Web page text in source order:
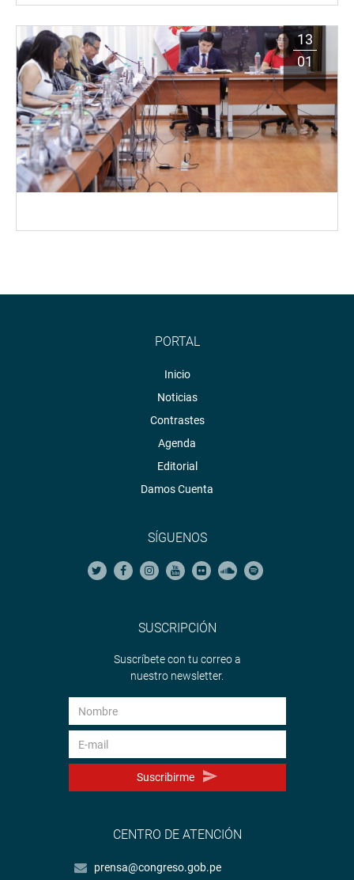
13
01
PORTAL
Inicio
Noticias
Contrastes
Agenda
Editorial
Damos Cuenta
SÍGUENOS
SUSCRIPCIÓN
Suscríbete con tu correo a
nuestro newsletter.
Suscribirme
CENTRO DE ATENCIÓN
prensa@congreso.gob.pe